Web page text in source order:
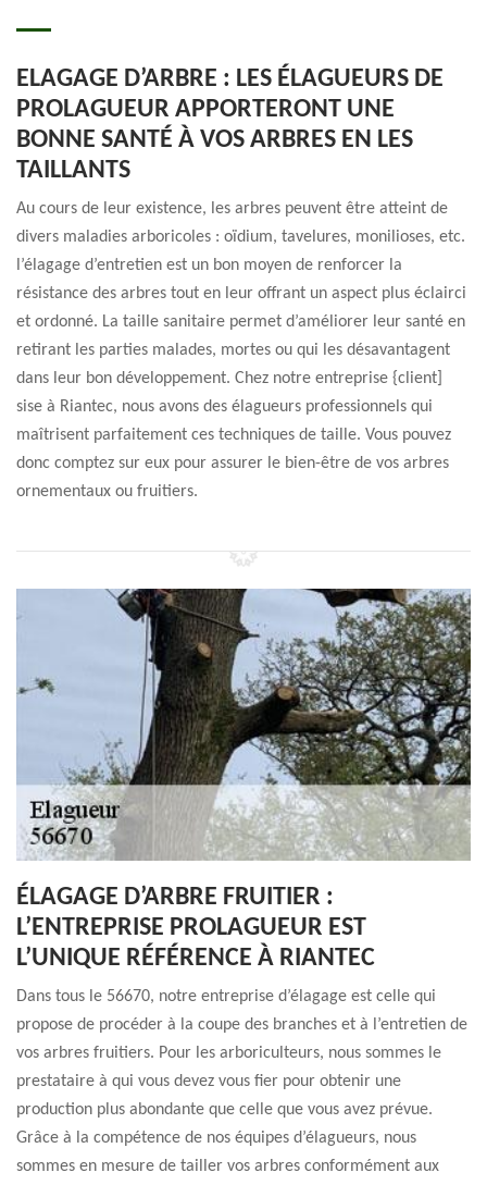
ELAGAGE D’ARBRE : LES ÉLAGUEURS DE
PROLAGUEUR APPORTERONT UNE
BONNE SANTÉ À VOS ARBRES EN LES
TAILLANTS
Au cours de leur existence, les arbres peuvent être atteint de
divers maladies arboricoles : oïdium, tavelures, monilioses, etc.
l’élagage d’entretien est un bon moyen de renforcer la
résistance des arbres tout en leur offrant un aspect plus éclairci
et ordonné. La taille sanitaire permet d’améliorer leur santé en
retirant les parties malades, mortes ou qui les désavantagent
dans leur bon développement. Chez notre entreprise {client]
sise à Riantec, nous avons des élagueurs professionnels qui
maîtrisent parfaitement ces techniques de taille. Vous pouvez
donc comptez sur eux pour assurer le bien-être de vos arbres
ornementaux ou fruitiers.
ÉLAGAGE D’ARBRE FRUITIER :
L’ENTREPRISE PROLAGUEUR EST
L’UNIQUE RÉFÉRENCE À RIANTEC
Dans tous le 56670, notre entreprise d’élagage est celle qui
propose de procéder à la coupe des branches et à l’entretien de
vos arbres fruitiers. Pour les arboriculteurs, nous sommes le
prestataire à qui vous devez vous fier pour obtenir une
production plus abondante que celle que vous avez prévue.
Grâce à la compétence de nos équipes d’élagueurs, nous
sommes en mesure de tailler vos arbres conformément aux